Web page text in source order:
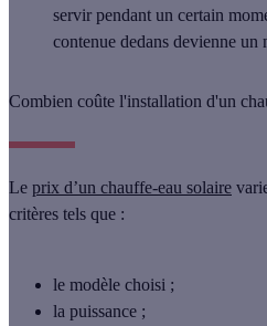
servir pendant un certain
contenue dedans devienne un
Combien coûte l'installation d'un
Le prix d’un chauffe-eau solaire
critères tels que :
le modèle choisi ;
la puissance ;